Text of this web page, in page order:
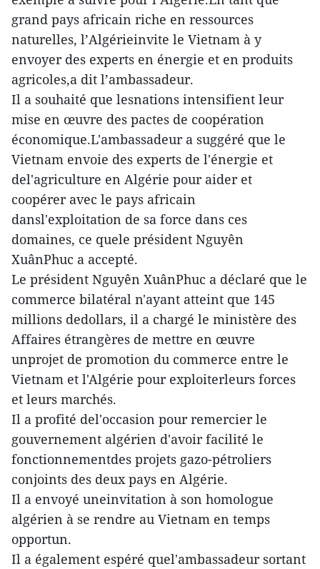
grand pays africain riche en ressources
naturelles, l’Algérieinvite le Vietnam à y
envoyer des experts en énergie et en produits
agricoles,a dit l’ambassadeur.
Il a souhaité que lesnations intensifient leur
mise en œuvre des pactes de coopération
économique.L'ambassadeur a suggéré que le
Vietnam envoie des experts de l'énergie et
del'agriculture en Algérie pour aider et
coopérer avec le pays africain
dansl'exploitation de sa force dans ces
domaines, ce quele président Nguyên
XuânPhuc a accepté.
Le président Nguyên XuânPhuc a déclaré que le
commerce bilatéral n'ayant atteint que 145
millions dedollars, il a chargé le ministère des
Affaires étrangères de mettre en œuvre
unprojet de promotion du commerce entre le
Vietnam et l'Algérie pour exploiterleurs forces
et leurs marchés.
Il a profité del'occasion pour remercier le
gouvernement algérien d'avoir facilité le
fonctionnementdes projets gazo-pétroliers
conjoints des deux pays en Algérie.
Il a envoyé uneinvitation à son homologue
algérien à se rendre au Vietnam en temps
opportun.
Il a également espéré quel'ambassadeur sortant